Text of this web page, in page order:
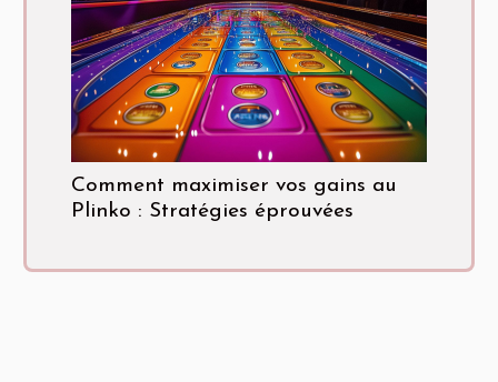
Comment maximiser vos gains au
Plinko : Stratégies éprouvées